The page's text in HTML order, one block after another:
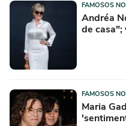
FAMOSOS
Andréa
de casa";
FAMOSOS
Maria